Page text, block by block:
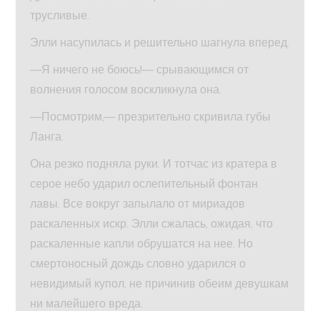
трусливые.
Элли насупилась и решительно шагнула вперед.
—Я ничего не боюсь!— срывающимся от
волнения голосом воскликнула она.
—Посмотрим,— презрительно скривила губы
Ланга.
Она резко подняла руки. И тотчас из кратера в
серое небо ударил ослепительный фонтан
лавы. Все вокруг запылало от мириадов
раскаленных искр. Элли сжалась, ожидая, что
раскаленные капли обрушатся на нее. Но
смертоносный дождь словно ударился о
невидимый купол, не причинив обеим девушкам
ни малейшего вреда.